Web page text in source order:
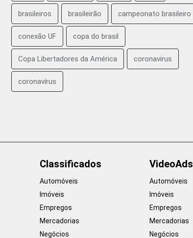
brasileiros brasileirão campeonato brasileiro
conexão UF copa do brasil
Copa Libertadores da América coronavirus
coronavírus
Classificados
Automóveis
Imóveis
Empregos
Mercadorias
Negócios
VideoAds
Automóveis
Imóveis
Empregos
Mercadorias
Negócios